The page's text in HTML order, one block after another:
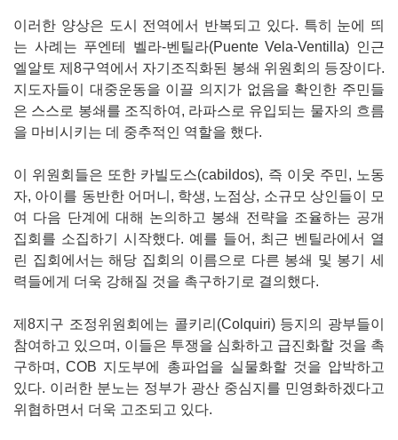
이러한 양상은 도시 전역에서 반복되고 있다. 특히 눈에 띄
는 사례는 푸엔테 벨라-벤틸라(Puente Vela-Ventilla) 인근
엘알토 제8구역에서 자기조직화된 봉쇄 위원회의 등장이다.
지도자들이 대중운동을 이끌 의지가 없음을 확인한 주민들
은 스스로 봉쇄를 조직하여, 라파스로 유입되는 물자의 흐름
을 마비시키는 데 중추적인 역할을 했다.
이 위원회들은 또한 카빌도스(cabildos), 즉 이웃 주민, 노동
자, 아이를 동반한 어머니, 학생, 노점상, 소규모 상인들이 모
여 다음 단계에 대해 논의하고 봉쇄 전략을 조율하는 공개
집회를 소집하기 시작했다. 예를 들어, 최근 벤틸라에서 열
린 집회에서는 해당 집회의 이름으로 다른 봉쇄 및 봉기 세
력들에게 더욱 강해질 것을 촉구하기로 결의했다.
제8지구 조정위원회에는 콜키리(Colquiri) 등지의 광부들이
참여하고 있으며, 이들은 투쟁을 심화하고 급진화할 것을 촉
구하며, COB 지도부에 총파업을 실물화할 것을 압박하고
있다. 이러한 분노는 정부가 광산 중심지를 민영화하겠다고
위협하면서 더욱 고조되고 있다.